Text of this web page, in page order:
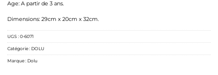
Age: A partir de 3 ans.
Dimensions: 29cm x 20cm x 32cm.
UGS :0-6071
Catégorie : DOLU
Marque : Dolu